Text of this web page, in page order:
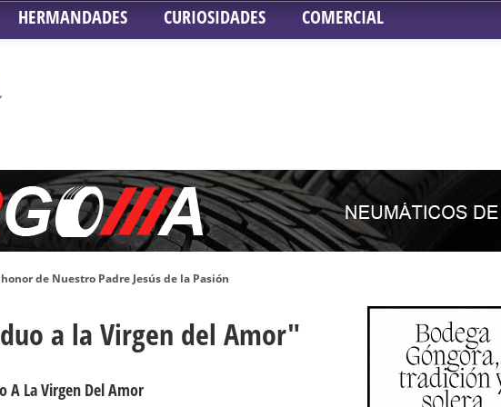
HERMANDADES CURIOSIDADES COMERCIAL
de Nuestro Padre Jesús de la Pasión
Concepción – Hermandad del Silencio
ante el paso de Nuestra Señora de la Encarnación Coronada – Hermandad de San Benito
de Sevilla
a la Virgen del Amor"
A La Virgen Del Amor